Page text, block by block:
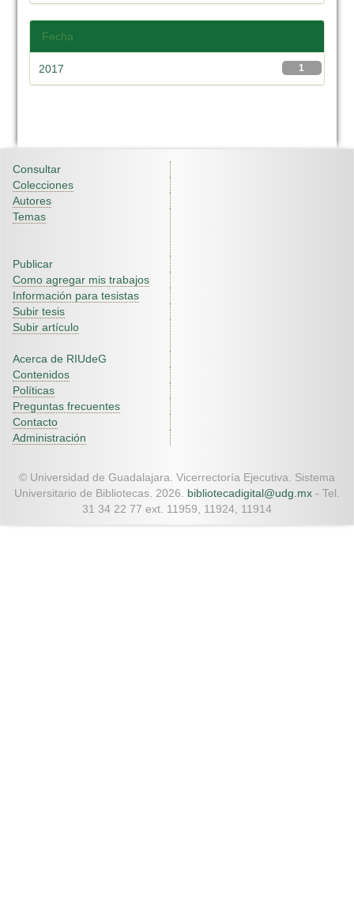
Fecha
1
2017
Consultar
Colecciones
Autores
Temas
Publicar
Como agregar mis trabajos
Información para tesistas
Subir tesis
Subir artículo
Acerca de RIUdeG
Contenidos
Políticas
Preguntas frecuentes
Contacto
Administración
© Universidad de Guadalajara. Vicerrectoría Ejecutiva. Sistema
Universitario de Bibliotecas. 2026. bibliotecadigital@udg.mx - Tel.
31 34 22 77 ext. 11959, 11924, 11914